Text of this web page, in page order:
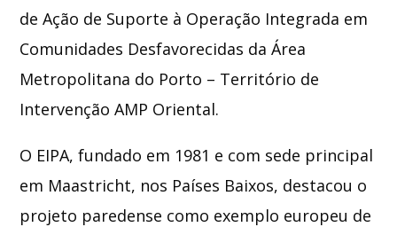
de Ação de Suporte à Operação Integrada em
Comunidades Desfavorecidas da Área
Metropolitana do Porto – Território de
Intervenção AMP Oriental.
O EIPA, fundado em 1981 e com sede principal
em Maastricht, nos Países Baixos, destacou o
projeto paredense como exemplo europeu de